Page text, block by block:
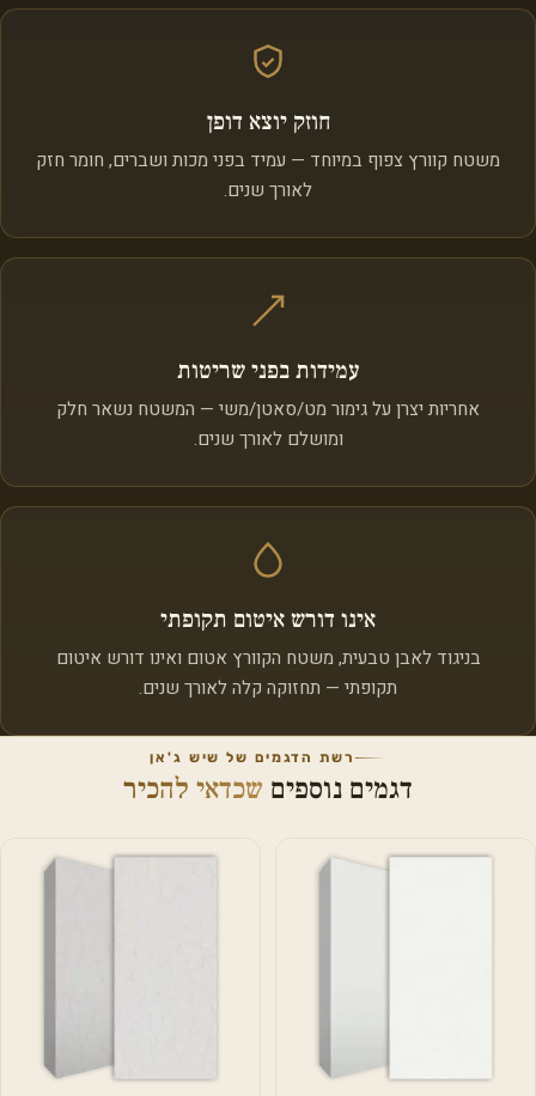
חוזק יוצא דופן
משטח קוורץ צפוף במיוחד — עמיד בפני מכות ושברים, חומר חזק
לאורך שנים.
עמידות בפני שריטות
אחריות יצרן על גימור מט/סאטן/משי — המשטח נשאר חלק
ומושלם לאורך שנים.
אינו דורש איטום תקופתי
בניגוד לאבן טבעית, משטח הקוורץ אטום ואינו דורש איטום
תקופתי — תחזוקה קלה לאורך שנים.
רשת הדגמים של שיש ג'אן
דגמים נוספים שכדאי להכיר